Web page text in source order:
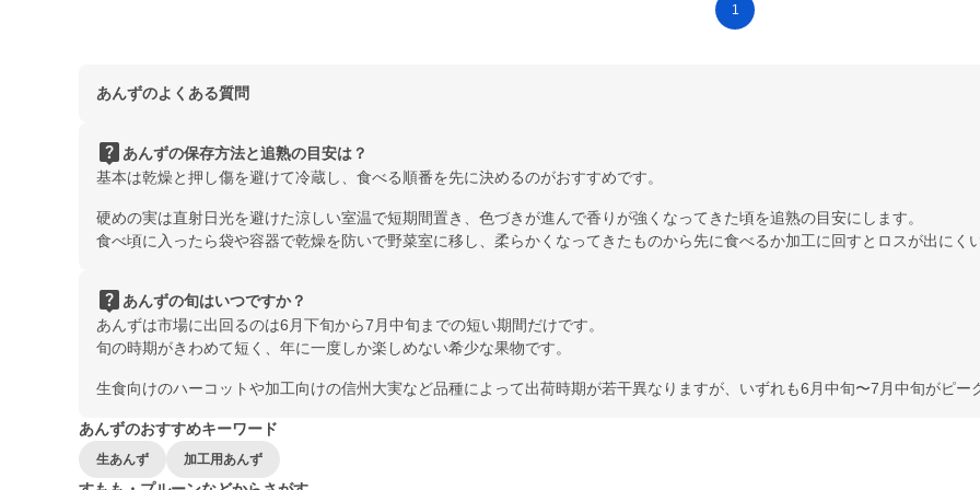
1
あんずのよくある質問
live_help あんずの保存方法と追熟の目安は？
基本は乾燥と押し傷を避けて冷蔵し、食べる順番を先に決めるのがおすすめです。
硬めの実は直射日光を避けた涼しい室温で短期間置き、色づきが進んで香りが強くなってきた頃を追熟の目安にします。
食べ頃に入ったら袋や容器で乾燥を防いで野菜室に移し、柔らかくなってきたものから先に食べるか加工に回すとロスが出にくい
live_help あんずの旬はいつですか？
あんずは市場に出回るのは6月下旬から7月中旬までの短い期間だけです。
旬の時期がきわめて短く、年に一度しか楽しめない希少な果物です。
生食向けのハーコットや加工向けの信州大実など品種によって出荷時期が若干異なりますが、いずれも6月中旬〜7月中旬がピー
あんずのおすすめキーワード
生あんず 加工用あんず